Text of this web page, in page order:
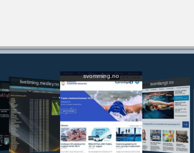
livetiming.medley.no
svomming.no
svomlangt.no